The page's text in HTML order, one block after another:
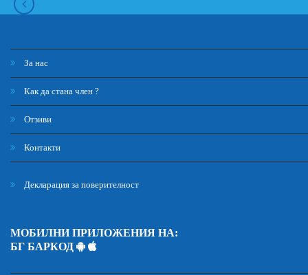
За нас
Как да стана член ?
Отзиви
Контакти
Декларация за поверителност
МОБИЛНИ ПРИЛОЖЕНИЯ НА:
БГ БАРКОД